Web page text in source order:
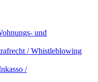
und
/ Whistleblowing
/